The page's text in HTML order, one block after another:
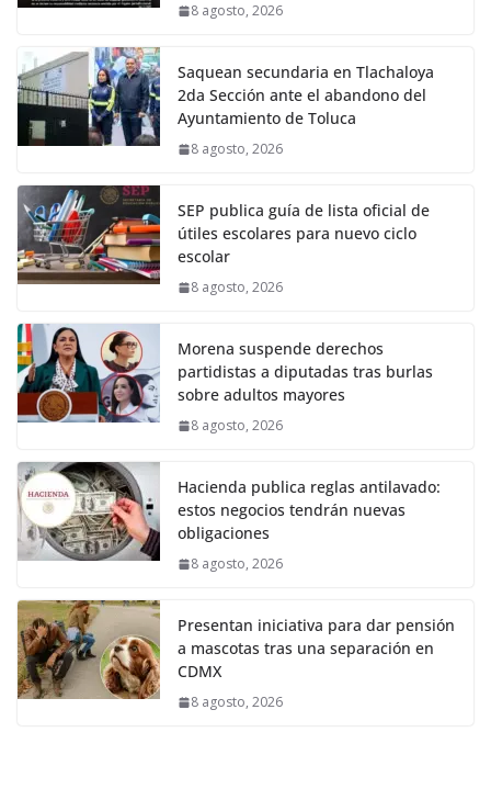
8 agosto, 2026
Saquean secundaria en Tlachaloya
2da Sección ante el abandono del
Ayuntamiento de Toluca
8 agosto, 2026
SEP publica guía de lista oficial de
útiles escolares para nuevo ciclo
escolar
8 agosto, 2026
Morena suspende derechos
partidistas a diputadas tras burlas
sobre adultos mayores
8 agosto, 2026
Hacienda publica reglas antilavado:
estos negocios tendrán nuevas
obligaciones
8 agosto, 2026
Presentan iniciativa para dar pensión
a mascotas tras una separación en
CDMX
8 agosto, 2026